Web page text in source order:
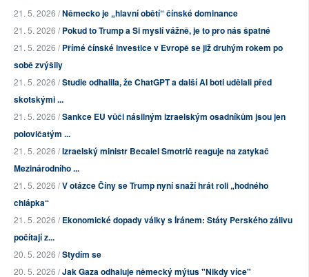
21. 5. 2026 /Německo je „hlavní obětí“ čínské dominance
21. 5. 2026 /Pokud to Trump a Si myslí vážně, je to pro nás špatné
21. 5. 2026 /Přímé čínské investice v Evropě se již druhým rokem po
sobě zvýšily
21. 5. 2026 /Studie odhalila, že ChatGPT a další AI boti udělali před
skotskými ...
21. 5. 2026 /Sankce EU vůči násilným izraelským osadníkům jsou jen
polovičatým ...
21. 5. 2026 /Izraelský ministr Becalel Smotrič reaguje na zatykač
Mezinárodního ...
21. 5. 2026 /V otázce Číny se Trump nyní snaží hrát roli „hodného
chlápka“
21. 5. 2026 /Ekonomické dopady války s Íránem: Státy Perského zálivu
počítají z...
20. 5. 2026 /Stydím se
20. 5. 2026 /Jak Gaza odhaluje německý mýtus "Nikdy více"